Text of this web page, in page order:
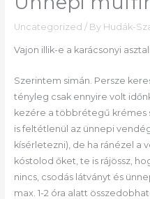
Uncategorized / By Hudák-
Vajon illik-e a karácsonyi
Szerintem simán. Persze
tényleg csak ennyire volt
kezére a többrétegű krémes
is feltétlenül az ünnepi
kísérletezni), de ha ránézel a
kóstolod őket, te is rájössz,
nincs, csodás látványt és
max. 1-2 óra alatt